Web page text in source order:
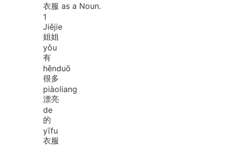
衣服 as a Noun.
1
Jiějie
姐姐
yǒu
有
hěnduō
很多
piàoliang
漂亮
de
的
yīfu
衣服